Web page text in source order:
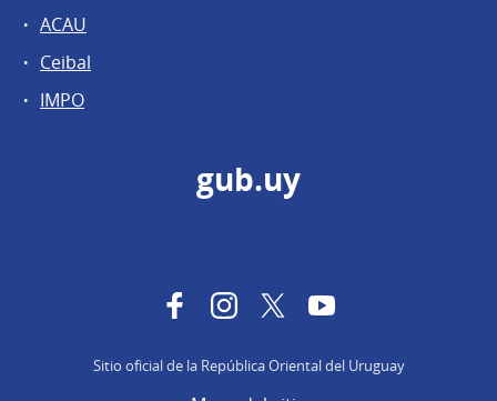
ACAU
Ceibal
IMPO
gub.uy
FacebookInstagram
TwitterYouTube
Sitio oficial de la República Oriental del Uruguay